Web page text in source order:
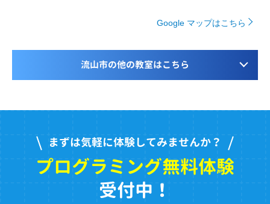
Google マップはこちら
流山市の他の教室はこちら
まずは気軽に体験してみませんか？
プログラミング無料体験
受付中！